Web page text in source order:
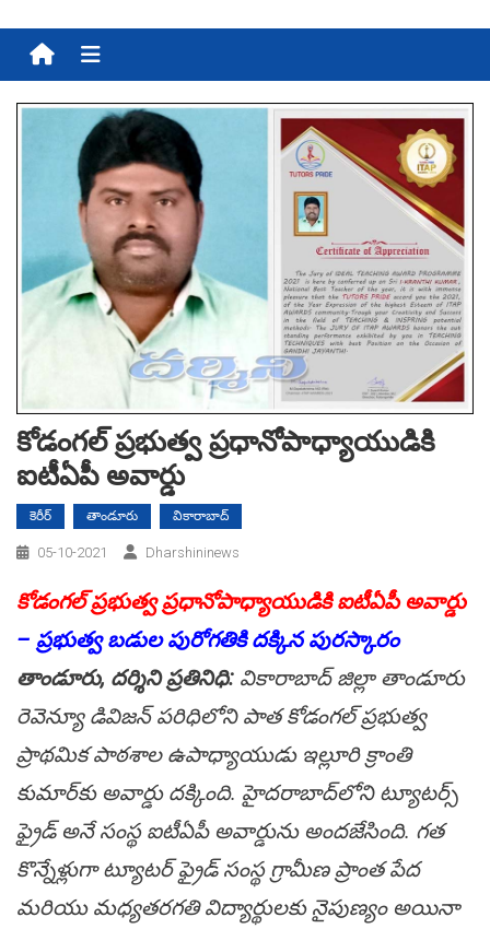
Menu
కోడంగల్ ప్రభుత్వ ప్రధానోపాధ్యాయుడికి
ఐటీఏపీ అవార్డు
కెరీర్ తాండూరు వికారాబాద్
05-10-2021 Dharshininews
కోడంగల్ ప్రభుత్వ ప్రధానోపాధ్యాయుడికి ఐటీఏపీ అవార్డు
– ప్ర‌భుత్వ బ‌డుల పురోగ‌తికి ద‌క్కిన పుర‌స్కారం
తాండూరు, ద‌ర్శిని ప్ర‌తినిధి: వికారాబాద్ జిల్లా తాండూరు
రెవెన్యూ డివిజ‌న్ ప‌రిధిలోని పాత కోడంగ‌ల్ ప్ర‌భుత్వ
ప్రాథ‌మిక పాఠ‌శాల‌ ఉపాధ్యాయుడు ఇల్లూరి క్రాంతి
కుమార్‌కు అవార్డు ద‌క్కింది. హైద‌రాబాద్‌లోని ట్యూట‌ర్స్
ఫ్రైడ్ అనే సంస్థ ఐటీఏపీ అవార్డును అంద‌జేసింది. గ‌త
కొన్నేళ్లుగా ట్యూట‌ర్ ఫ్రైడ్ సంస్థ గ్రామీణ ప్రాంత పేద
మరియు మధ్యతరగతి విద్యార్థులకు నైపుణ్యం అయినా